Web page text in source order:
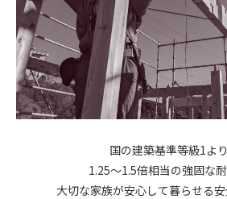
国の建築基準等級1より
1.25～1.5倍相当の強固な
大切な家族が安心して暮らせる安